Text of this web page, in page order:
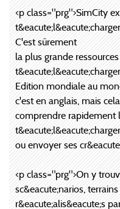
<p class="prg">SimCity
C'est sûrement
la plus grande
Edition mondiale au
c'est en anglais, mais
comprendre rapidement
t&eacute;l&eacute;charger
ou envoyer ses
<p class="prg">On y
sc&eacute;narios,
r&eacute;alis&eacute;s